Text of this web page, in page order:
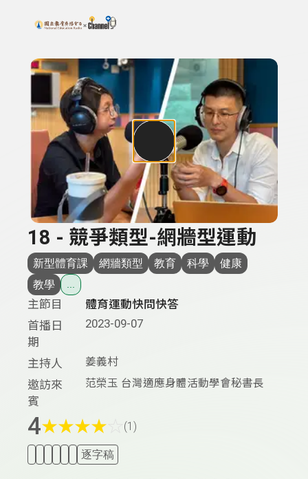
上方功能區塊
搜尋關鍵字：可輸入節目名稱、主持人或關鍵字
18 - 競爭類型-網牆型運動
新型體育課 網牆類型 教育 科學
健康
教學
主節目
體育運動快問快答
首播日
期
2023-09-07
主持人 姜義村
邀訪來
賓
范榮玉 台灣適應身體活動學會秘書長
4★★★★ (1)
逐字稿